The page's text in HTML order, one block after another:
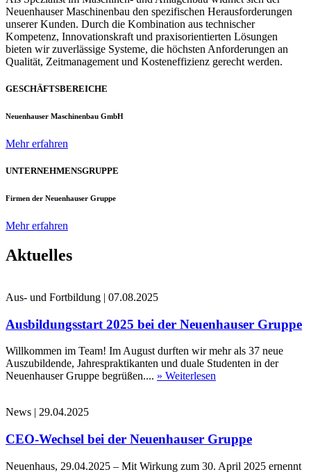
Neuenhauser Maschinenbau den spezifischen Herausforderungen
unserer Kunden. Durch die Kombination aus technischer
Kompetenz, Innovationskraft und praxisorientierten Lösungen
bieten wir zuverlässige Systeme, die höchsten Anforderungen an
Qualität, Zeitmanagement und Kosteneffizienz gerecht werden.
GESCHÄFTSBEREICHE
Neuenhauser Maschinenbau GmbH
Mehr erfahren
UNTERNEHMENSGRUPPE
Firmen der Neuenhauser Gruppe
Mehr erfahren
Aktuelles
Aus- und Fortbildung | 07.08.2025
Ausbildungsstart 2025 bei der Neuenhauser Gruppe
Willkommen im Team! Im August durften wir mehr als 37 neue
Auszubildende, Jahrespraktikanten und duale Studenten in der
Neuenhauser Gruppe begrüßen.... » Weiterlesen
News | 29.04.2025
CEO-Wechsel bei der Neuenhauser Gruppe
Neuenhaus, 29.04.2025 – Mit Wirkung zum 30. April 2025 ernennt